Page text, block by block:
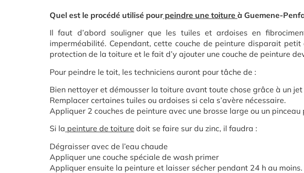
Quel est le procédé utilisé pourpeindre une toiture à Guemene-
Il faut d’abord souligner que les tuiles et ardoises en
imperméabilité. Cependant, cette couche de peinture disparait
protection de la toiture et le fait d’y ajouter une couche de peinture
Pour peindre le toit, les techniciens auront pour tâche de :
Bien nettoyer et démousser la toiture avant toute chose grâce à un
Remplacer certaines tuiles ou ardoises si cela s’avère nécessaire.
Appliquer 2 couches de peinture avec une brosse large ou un
Si la peinture de toiture doit se faire sur du zinc, il faudra :
Dégraisser avec de l’eau chaude
Appliquer une couche spéciale de wash primer
Appliquer ensuite la peinture et laisser sécher pendant 24 h au moins.